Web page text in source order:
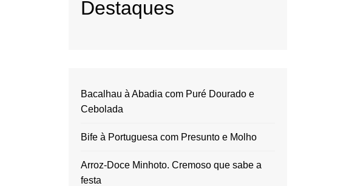
Destaques
Bacalhau à Abadia com Puré Dourado e
Cebolada
Bife à Portuguesa com Presunto e Molho
Arroz-Doce Minhoto. Cremoso que sabe a
festa